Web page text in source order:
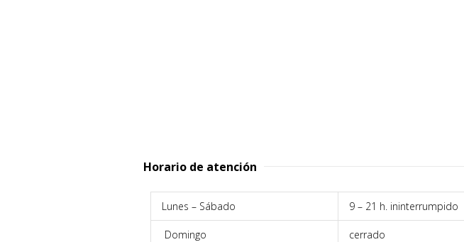
Horario de atención
Lunes – Sábado 9 – 21 h. ininterrumpido
Domingo cerrado